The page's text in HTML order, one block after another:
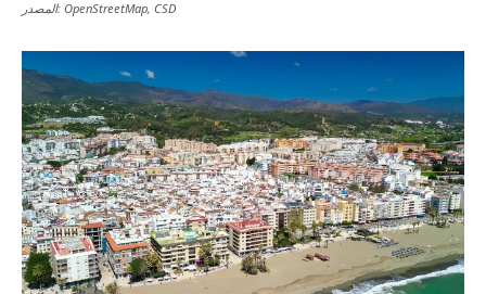
المصدر: OpenStreetMap, CSD